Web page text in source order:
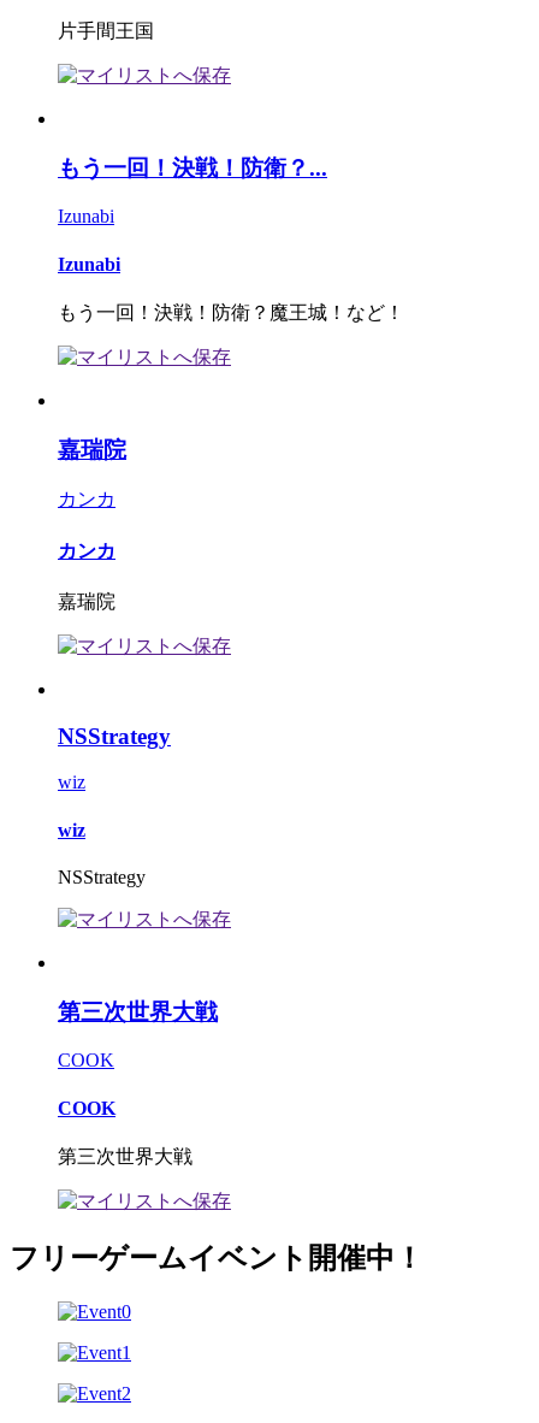
片手間王国
もう一回！決戦！防衛？...
Izunabi
Izunabi
もう一回！決戦！防衛？魔王城！など！
嘉瑞院
カンカ
カンカ
嘉瑞院
NSStrategy
wiz
wiz
NSStrategy
第三次世界大戦
COOK
COOK
第三次世界大戦
フリーゲームイベント開催中！